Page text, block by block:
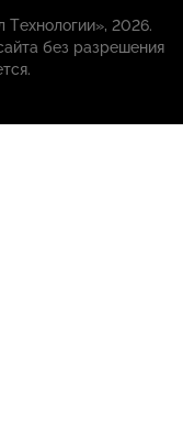
2026.
без разрешения